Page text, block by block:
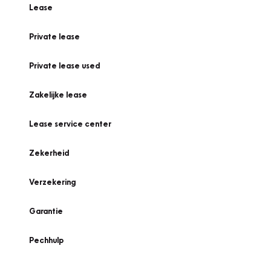
Lease
Private lease
Private lease used
Zakelijke lease
Lease service center
Zekerheid
Verzekering
Garantie
Pechhulp